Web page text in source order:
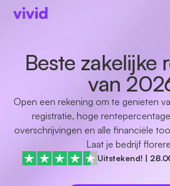
Beste zakelijke
van
Open een rekening om te genieten
registratie, hoge
overschrijvingen en alle financiële
Laat je bedrijf
Uitstekend! |